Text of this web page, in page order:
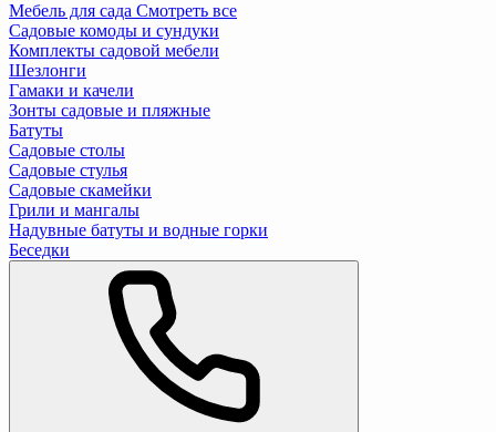
Мебель для сада Смотреть все
Садовые комоды и сундуки
Комплекты садовой мебели
Шезлонги
Гамаки и качели
Зонты садовые и пляжные
Батуты
Садовые столы
Садовые стулья
Садовые скамейки
Грили и мангалы
Надувные батуты и водные горки
Беседки